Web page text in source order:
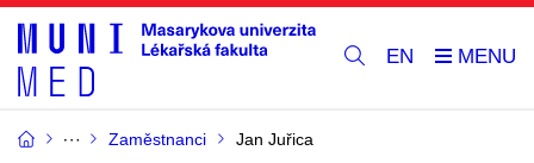
EN
Zaměstnanci Jan Juřica